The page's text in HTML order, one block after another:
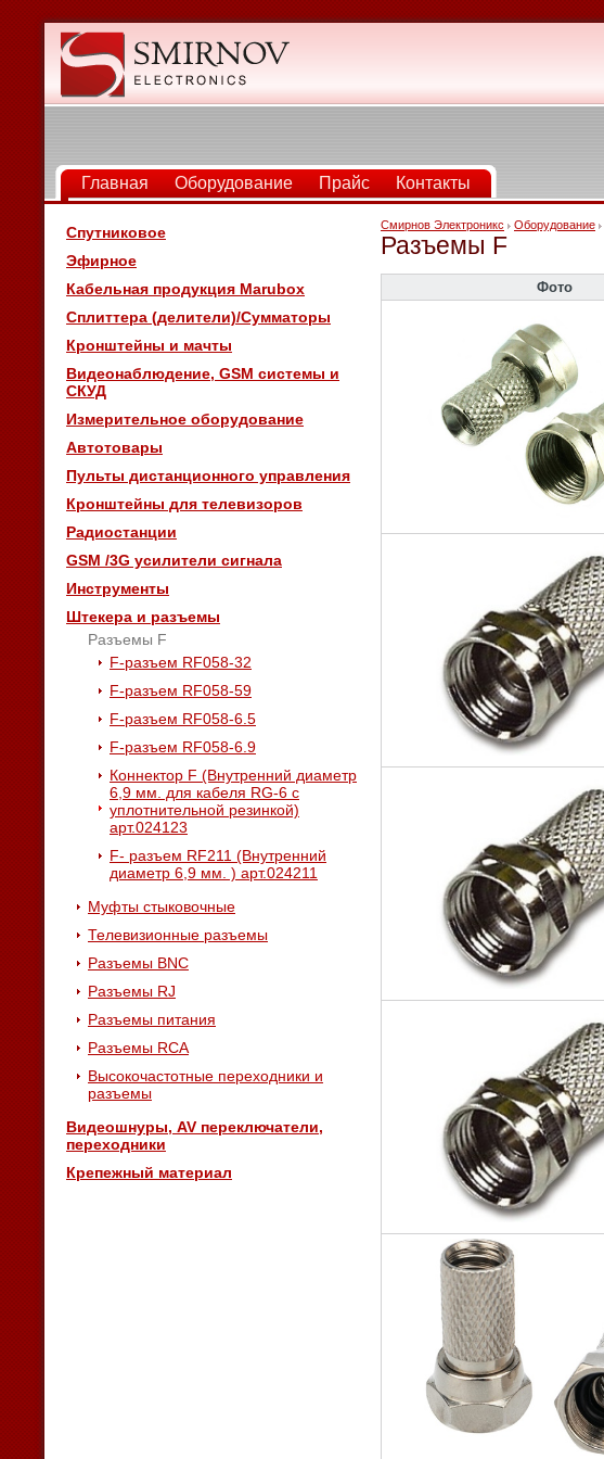
Главная Оборудование Прайс Контакты
Спутниковое
Эфирное
Кабельная продукция Marubox
Сплиттера (делители)/Сумматоры
Кронштейны и мачты
Видеонаблюдение, GSM системы и
СКУД
Измерительное оборудование
Автотовары
Пульты дистанционного управления
Кронштейны для телевизоров
Радиостанции
GSM /3G усилители сигнала
Инструменты
Штекера и разъемы
Разъемы F
F-разъем RF058-32
F-разъем RF058-59
F-разъем RF058-6.5
F-разъем RF058-6.9
Коннектор F (Внутренний диаметр
6,9 мм. для кабеля RG-6 с
уплотнительной резинкой)
арт.024123
F- разъем RF211 (Внутренний
диаметр 6,9 мм. ) арт.024211
Муфты стыковочные
Телевизионные разъемы
Разъемы BNC
Разъемы RJ
Разъемы питания
Разъемы RCA
Высокочастотные переходники и
разъемы
Видеошнуры, AV переключатели,
переходники
Крепежный материал
Смирнов Электроникс Оборудование
Разъемы F
Фото